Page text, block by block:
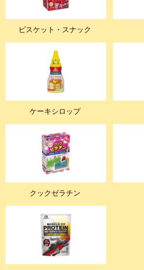
ビスケット・スナック
ケーキシロップ
クックゼラチン